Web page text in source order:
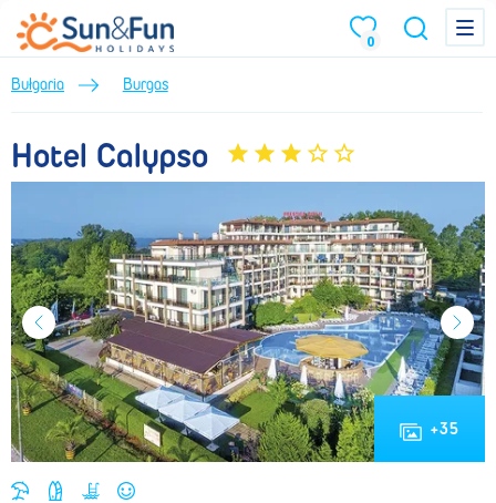
0
Menu Menu
Bułgaria Burgas
Hotel Calypso
+35
Hotel Calypso (Lato 2022) • Burgas • Bułgaria • BP Sun&Fun